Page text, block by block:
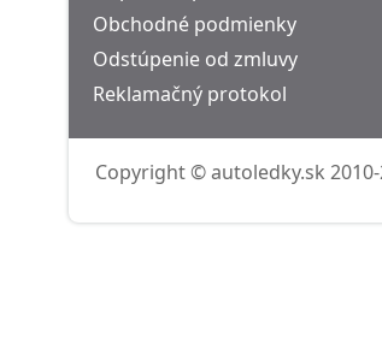
Obchodné podmienky
Odstúpenie od zmluvy
Reklamačný protokol
Copyright © autoledky.sk